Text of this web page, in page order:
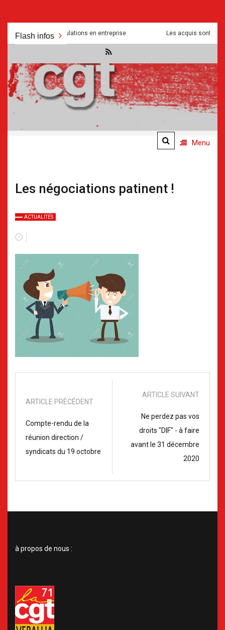
au
Flash infos
et manipulations en entreprise Les acquis sont mis a
.
Menu
Les négociations patinent !
ACTUALITÉS
ARTICLE PRÉCÉDENT
Compte-rendu de la
réunion direction /
syndicats du 19 octobre
ARTICLE SUIVANT
Ne perdez pas vos
droits "DIF" - à faire
avant le 31 décembre
2020
à propos de nous :